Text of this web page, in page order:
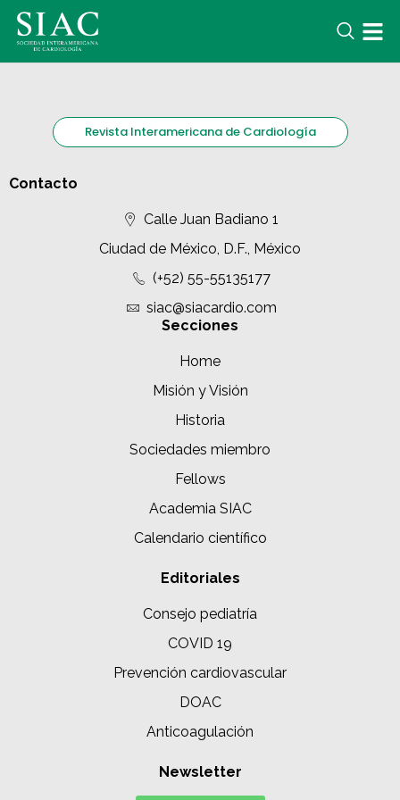
Revista Interamericana de Cardiología
Contacto
Calle Juan Badiano 1
Ciudad de México, D.F., México
(+52) 55-55135177
siac@siacardio.com
Secciones
Home
Misión y Visión
Historia
Sociedades miembro
Fellows
Academia SIAC
Calendario científico
Editoriales
Consejo pediatría
COVID 19
Prevención cardiovascular
DOAC
Anticoagulación
Newsletter